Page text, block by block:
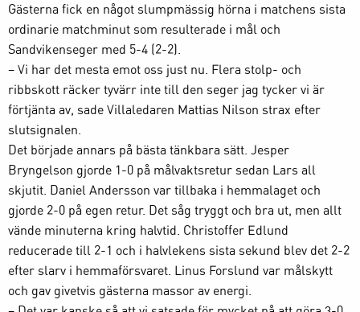
Gästerna fick en något slumpmässig hörna i matchens sista
ordinarie matchminut som resulterade i mål och
Sandvikenseger med 5-4 (2-2).
– Vi har det mesta emot oss just nu. Flera stolp- och
ribbskott räcker tyvärr inte till den seger jag tycker vi är
förtjänta av, sade Villaledaren Mattias Nilson strax efter
slutsignalen.
Det började annars på bästa tänkbara sätt. Jesper
Bryngelson gjorde 1-0 på målvaktsretur sedan Lars all
skjutit. Daniel Andersson var tillbaka i hemmalaget och
gjorde 2-0 på egen retur. Det såg tryggt och bra ut, men allt
vände minuterna kring halvtid. Christoffer Edlund
reducerade till 2-1 och i halvlekens sista sekund blev det 2-2
efter slarv i hemmaförsvaret. Linus Forslund var målskytt
och gav givetvis gästerna massor av energi.